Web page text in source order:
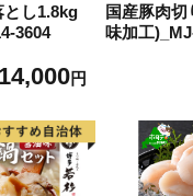
とし1.8kg
3604
14,000円
国産豚肉切
味加工